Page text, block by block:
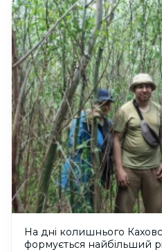
На дні колишнього
формується найбільший